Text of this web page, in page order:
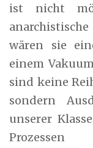
ist nicht
wären sie
einem
sind keine
sondern
unserer